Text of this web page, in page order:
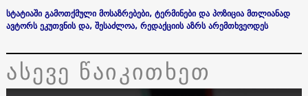
სტატიაში გამოთქმული მოსაზრებები, ტერმინები და პოზიცია მთლიანად
ავტორს ეკუთვნის და, შესაძლოა, რედაქციის აზრს არემთხვეოდეს
ასევე წაიკითხეთ